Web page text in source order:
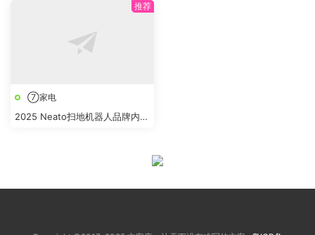
⑦家电
2025 Neato扫地机器人品牌内容